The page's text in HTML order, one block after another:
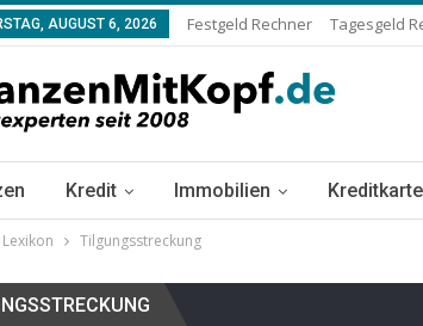
AUGUST 6, 2026 Festgeld Rechner Tagesgeld
Kredit Immobilien Kreditkarte
Lexikon Tilgungsstreckung